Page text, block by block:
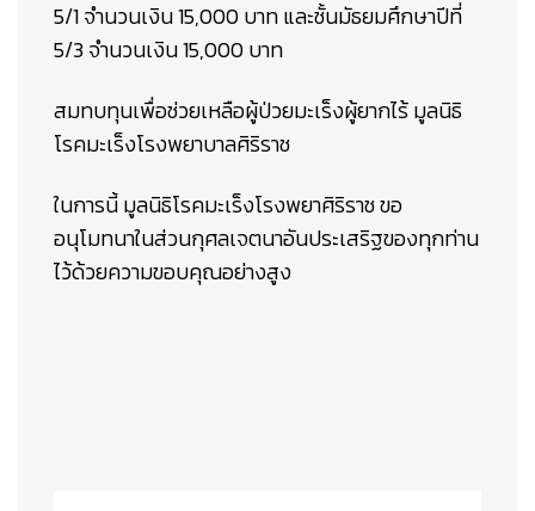
5/1 จำนวนเงิน 15,000 บาท และชั้นมัธยมศึกษาปีที่
5/3 จำนวนเงิน 15,000 บาท
สมทบทุนเพื่อช่วยเหลือผู้ป่วยมะเร็งผู้ยากไร้ มูลนิธิ
โรคมะเร็งโรงพยาบาลศิริราช
ในการนี้ มูลนิธิโรคมะเร็งโรงพยาศิริราช ขอ
อนุโมทนาในส่วนกุศลเจตนาอันประเสริฐของทุกท่าน
ไว้ด้วยความขอบคุณอย่างสูง